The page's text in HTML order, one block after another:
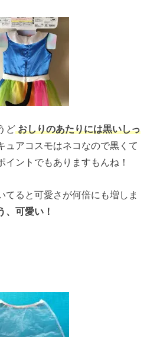
ど おしりのあたりには黒いしっ
ュアコスモはネコなので黒くて
イントでもありますもんね！
てると可愛さが何倍にも増しま
、可愛い！